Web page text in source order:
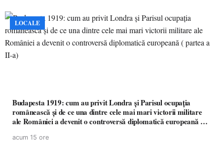
LOCALE
Budapesta 1919: cum au privit Londra și Parisul ocupația
românească și de ce una dintre cele mai mari victorii militare
ale României a devenit o controversă diplomatică europeană (
acum 15 ore